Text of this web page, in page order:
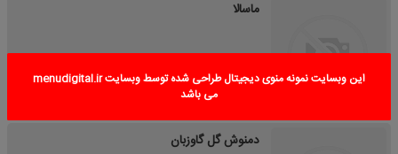
ماسالا
تومان
دمنوش گل گاوزبان
این وبسایت نمونه منوی دیجیتال طراحی شده توسط وبسایت menudigital.ir
می باشد